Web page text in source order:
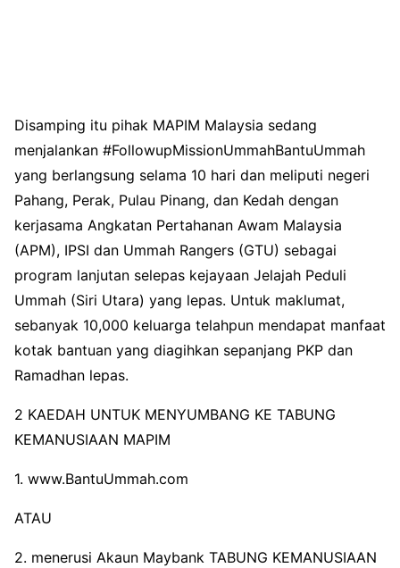
Disamping itu pihak MAPIM Malaysia sedang
menjalankan #FollowupMissionUmmahBantuUmmah
yang berlangsung selama 10 hari dan meliputi negeri
Pahang, Perak, Pulau Pinang, dan Kedah dengan
kerjasama Angkatan Pertahanan Awam Malaysia
(APM), IPSI dan Ummah Rangers (GTU) sebagai
program lanjutan selepas kejayaan Jelajah Peduli
Ummah (Siri Utara) yang lepas. Untuk maklumat,
sebanyak 10,000 keluarga telahpun mendapat manfaat
kotak bantuan yang diagihkan sepanjang PKP dan
Ramadhan lepas.
2 KAEDAH UNTUK MENYUMBANG KE TABUNG
KEMANUSIAAN MAPIM
1. www.BantuUmmah.com
ATAU
2. menerusi Akaun Maybank TABUNG KEMANUSIAAN